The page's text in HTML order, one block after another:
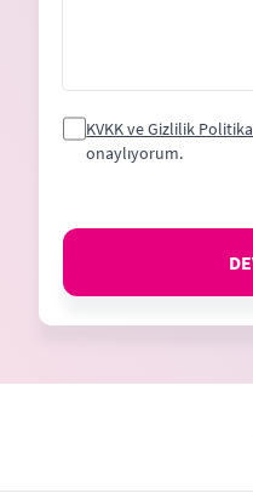
KVKK ve Gizlilik
onaylıyorum.